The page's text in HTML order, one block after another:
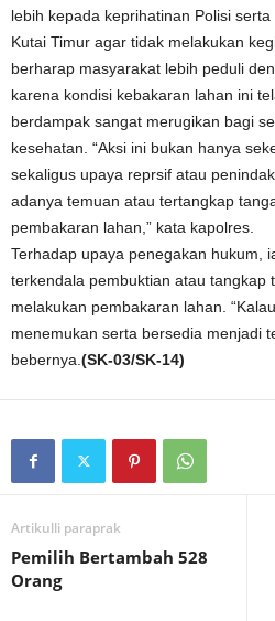
lebih kepada keprihatinan Polisi
Kutai Timur agar tidak melakukan
berharap masyarakat lebih peduli
karena kondisi kebakaran lahan ini
berdampak sangat merugikan bagi
kesehatan. “Aksi ini bukan hanya
sekaligus upaya reprsif atau
adanya temuan atau tertangkap
pembakaran lahan,” kata kapolres.
Terhadap upaya penegakan hukum,
terkendala pembuktian atau tangkap
melakukan pembakaran lahan.
menemukan serta bersedia menjadi
bebernya. (SK-03/SK-14)
Artikulli paraprak
Pemilih Bertambah 528
Orang